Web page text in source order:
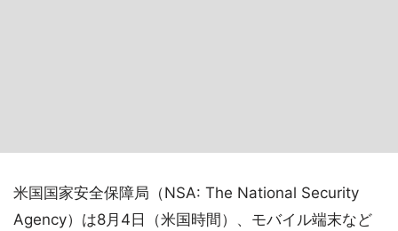
米国国家安全保障局（NSA: The National Security
Agency）は8月4日（米国時間）、モバイル端末など